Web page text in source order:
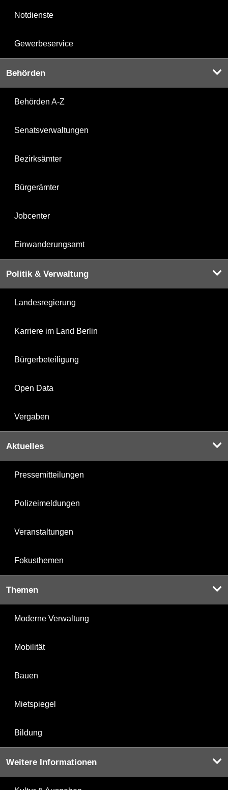
Notdienste
Gewerbeservice
Behörden
Behörden A-Z
Senatsverwaltungen
Bezirksämter
Bürgerämter
Jobcenter
Einwanderungsamt
Politik & Verwaltung
Landesregierung
Karriere im Land Berlin
Bürgerbeteiligung
Open Data
Vergaben
Aktuelles
Pressemitteilungen
Polizeimeldungen
Veranstaltungen
Fokusthemen
Themen
Moderne Verwaltung
Mobilität
Bauen
Mietspiegel
Bildung
Weitere Informationen